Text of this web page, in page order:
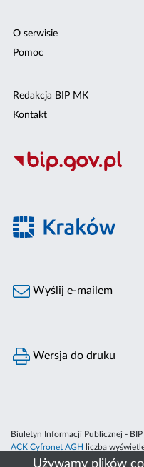
Używamy plików
O serwisie
Pomoc
Redakcja BIP MK
Kontakt
Wyślij e-mailem
Wersja do druku
Biuletyn Informacji Publicznej -
ACK Cyfronet AGH
liczba